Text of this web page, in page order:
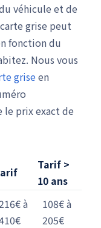
véhicule et de
grise peut
fonction du
Nous vous
griseen
prix exact de
Tarif >
10 ans
à
108€ à
205€